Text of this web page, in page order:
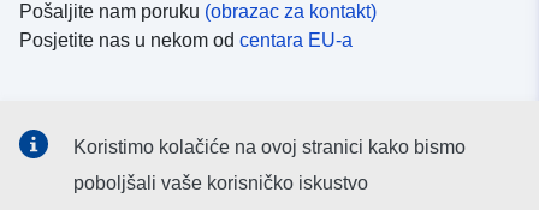
Pošaljite nam poruku (obrazac za kontakt)
Posjetite nas u nekom od centara EU-a
Potražite kanale EU-a nadruštvenim mrežama
Koristimo kolačiće na ovoj stranici kako bismo
poboljšali vaše korisničko iskustvo